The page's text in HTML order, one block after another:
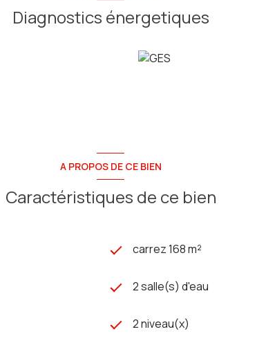
Diagnostics énergetiques
A PROPOS DE CE BIEN
Caractéristiques de ce bien
carrez 168 m²
2 salle(s) d'eau
2 niveau(x)